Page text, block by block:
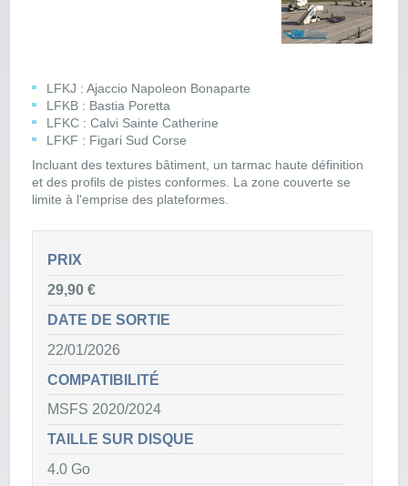
LFKJ : Ajaccio Napoleon Bonaparte
LFKB : Bastia Poretta
LFKC : Calvi Sainte Catherine
LFKF : Figari Sud Corse
Incluant des textures bâtiment, un tarmac haute définition
et des profils de pistes conformes. La zone couverte se
limite à l'emprise des plateformes.
PRIX
29,90 €
DATE DE SORTIE
22/01/2026
COMPATIBILITÉ
MSFS 2020/2024
TAILLE SUR DISQUE
4.0 Go